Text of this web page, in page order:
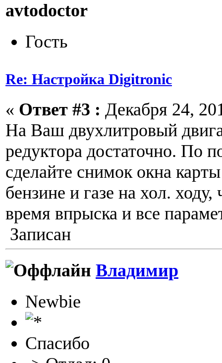
avtodoctor
Гость
Re: Настройка Digitronic
« Ответ #3 : Декабря 24,
На Ваш двухлитровый
редуктора достаточно. По
сделайте снимок окна
бензине и газе на хол.
время впрыска и все
Записан
Владимир
Newbie
Спасибо